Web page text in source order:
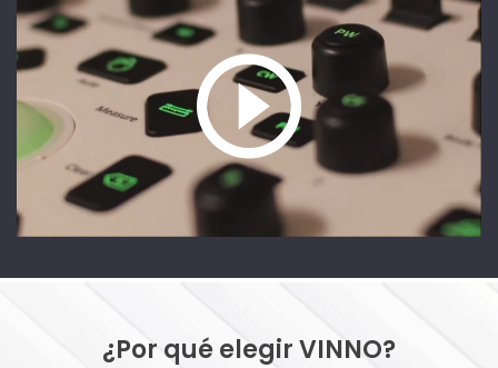
¿Por qué elegir VINNO?